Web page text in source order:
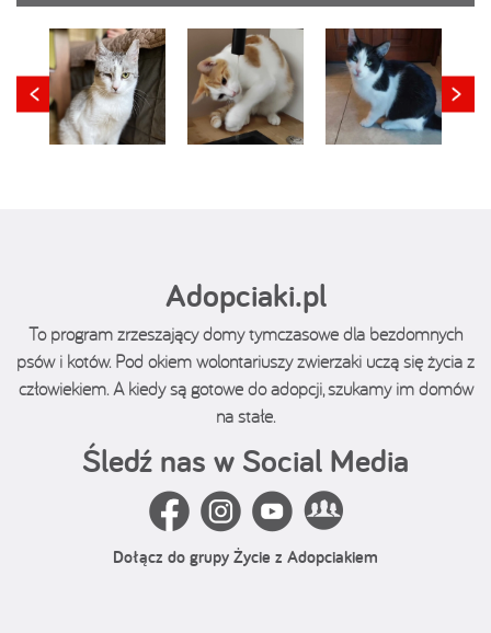
Adopciaki.pl
To program zrzeszający domy tymczasowe dla bezdomnych
psów i kotów. Pod okiem wolontariuszy zwierzaki uczą się życia z
człowiekiem. A kiedy są gotowe do adopcji, szukamy im domów
na stałe.
Śledź nas w Social Media
Dołącz do grupy Życie z Adopciakiem